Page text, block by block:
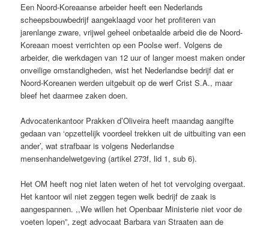
Een Noord-Koreaanse arbeider heeft een Nederlands
scheepsbouwbedrijf aangeklaagd voor het profiteren van
jarenlange zware, vrijwel geheel onbetaalde arbeid die de Noord-
Koreaan moest verrichten op een Poolse werf. Volgens de
arbeider, die werkdagen van 12 uur of langer moest maken onder
onveilige omstandigheden, wist het Nederlandse bedrijf dat er
Noord-Koreanen werden uitgebuit op de werf Crist S.A., maar
bleef het daarmee zaken doen.
Advocatenkantoor Prakken d’Oliveira heeft maandag aangifte
gedaan van ‘opzettelijk voordeel trekken uit de uitbuiting van een
ander’, wat strafbaar is volgens Nederlandse
mensenhandelwetgeving (artikel 273f, lid 1, sub 6).
Het OM heeft nog niet laten weten of het tot vervolging overgaat.
Het kantoor wil niet zeggen tegen welk bedrijf de zaak is
aangespannen. ,,We willen het Openbaar Ministerie niet voor de
voeten lopen”, zegt advocaat Barbara van Straaten aan de